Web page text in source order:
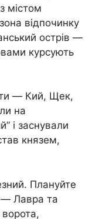
містом
відпочинку
острів —
курсують
— Кий, Щек,
на
і заснували
князем,
Плануйте
Лавра та